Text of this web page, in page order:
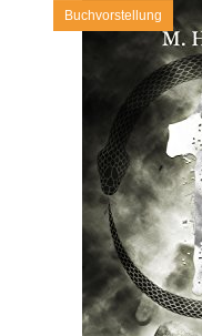
Buchvorstellung